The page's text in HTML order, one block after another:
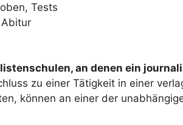
Tests
an denen ein
zu einer Tätigkeit in einer
können an einer der